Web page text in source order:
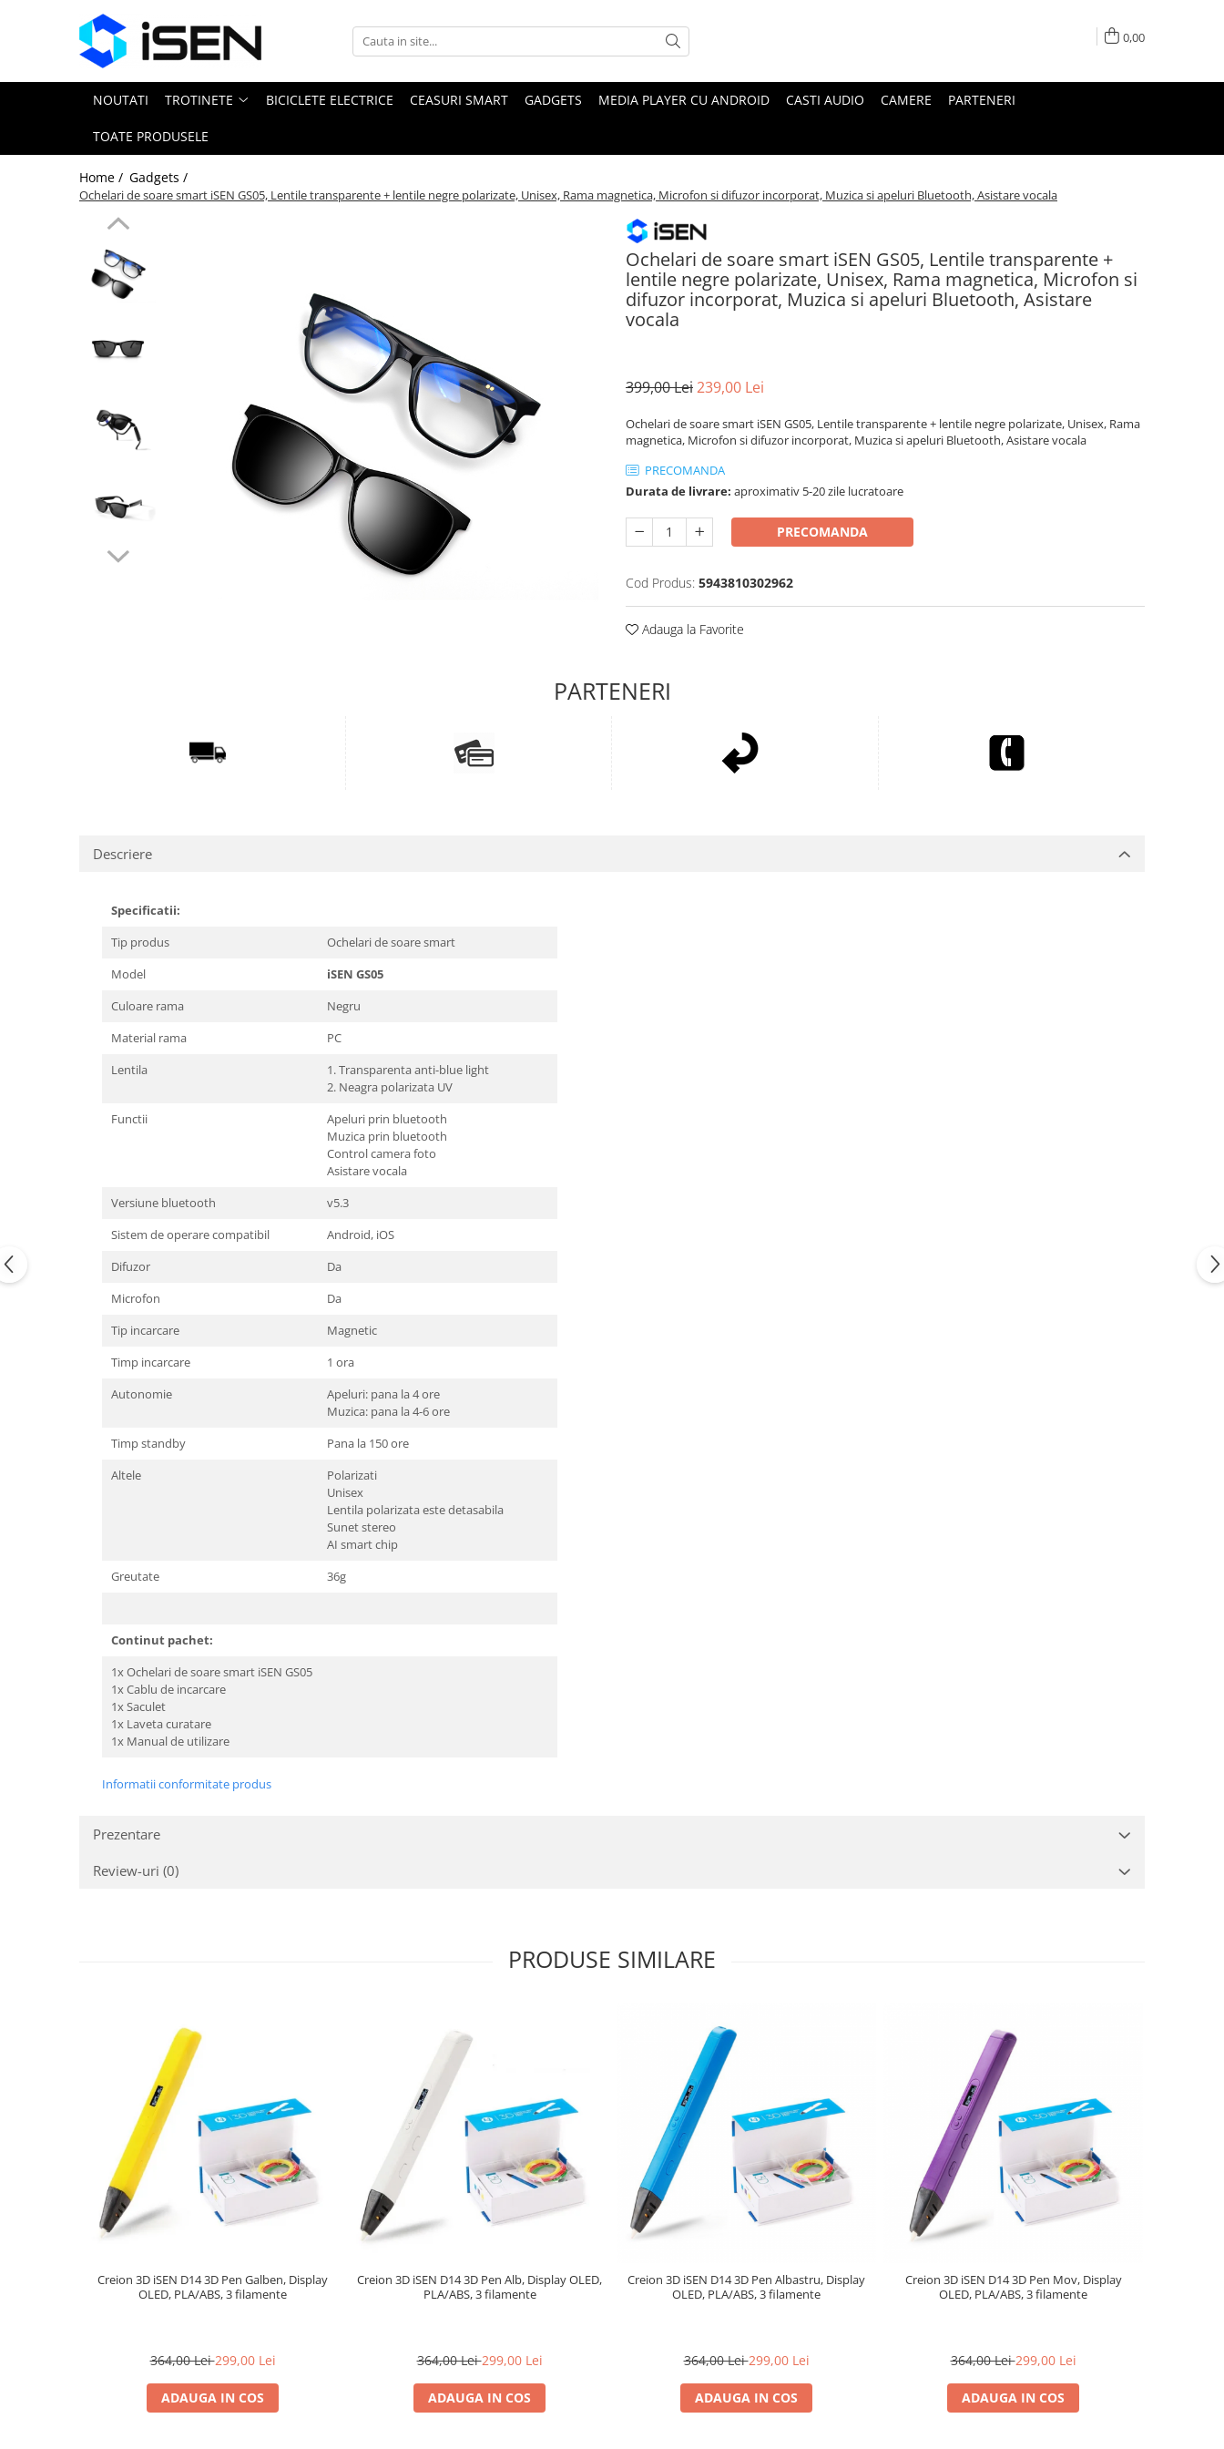
Trotinete
Trotinete electrice
0,00
NOUTATI TROTINETE BICICLETE ELECTRICE CEASURI SMART GADGETS MEDIA PLAYER CU ANDROID CASTI AUDIO CAMERE PARTENERI
TOATE PRODUSELE
Home / Gadgets /
Ochelari de soare smart iSEN GS05, Lentile transparente + lentile negre polarizate, Unisex, Rama magnetica, Microfon si difuzor incorporat, Muzica si apeluri Bluetooth, Asistare vocala
Ochelari de soare smart iSEN GS05, Lentile transparente +
lentile negre polarizate, Unisex, Rama magnetica, Microfon si
difuzor incorporat, Muzica si apeluri Bluetooth, Asistare
vocala
399,00 Lei239,00 Lei
Ochelari de soare smart iSEN GS05, Lentile transparente + lentile negre polarizate, Unisex, Rama
magnetica, Microfon si difuzor incorporat, Muzica si apeluri Bluetooth, Asistare vocala
PRECOMANDA
Durata de livrare: aproximativ 5-20 zile lucratoare
PRECOMANDA
Cod Produs: 5943810302962
Adauga la Favorite
Descriere
Specificatii:
Tip produs
Ochelari de soare smart
Model
iSEN GS05
Culoare rama
Negru
Material rama
PC
Lentila
1. Transparenta anti-blue light
2. Neagra polarizata UV
Functii
Apeluri prin bluetooth
Muzica prin bluetooth
Control camera foto
Asistare vocala
Versiune bluetooth
v5.3
Sistem de operare compatibil
Android, iOS
Difuzor
Da
Microfon
Da
Tip incarcare
Magnetic
Timp incarcare
1 ora
Autonomie
Apeluri: pana la 4 ore
Muzica: pana la 4-6 ore
Timp standby
Pana la 150 ore
Altele
Polarizati
Unisex
Lentila polarizata este detasabila
Sunet stereo
AI smart chip
Greutate
36g
Continut pachet:
1x Ochelari de soare smart iSEN GS05
1x Cablu de incarcare
1x Saculet
1x Laveta curatare
1x Manual de utilizare
Informatii conformitate produs
Prezentare
Review-uri (0)
PRODUSE SIMILARE
Creion 3D iSEN D14 3D Pen Galben, Display
OLED, PLA/ABS, 3 filamente
364,00 Lei299,00 Lei
ADAUGA IN COS
Creion 3D iSEN D14 3D Pen Alb, Display OLED,
PLA/ABS, 3 filamente
364,00 Lei299,00 Lei
ADAUGA IN COS
Creion 3D iSEN D14 3D Pen Albastru, Display
OLED, PLA/ABS, 3 filamente
364,00 Lei299,00 Lei
ADAUGA IN COS
Creion 3D iSEN D14 3D Pen Mov, Display
OLED, PLA/ABS, 3 filamente
364,00 Lei299,00 Lei
ADAUGA IN COS